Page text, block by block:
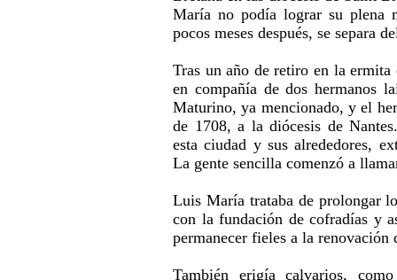
María no podía lograr su plena
pocos meses después, se separa
Tras un año de retiro en la
en compañía de dos hermanos
Maturino, ya mencionado, y el
de 1708, a la diócesis de
esta ciudad y sus alrededores,
La gente sencilla comenzó a
Luis María trataba de prolongar
con la fundación de cofradías y
permanecer fieles a la renovación
También erigía calvarios,